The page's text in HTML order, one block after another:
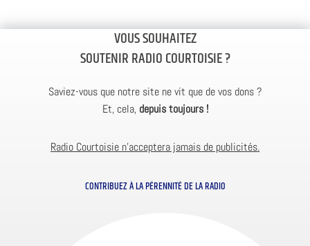
VOUS SOUHAITEZ
SOUTENIR RADIO COURTOISIE ?
Saviez-vous que notre site ne vit que de vos dons ?
Et, cela, depuis toujours !
Radio Courtoisie n’acceptera jamais de publicités.
CONTRIBUEZ À LA PÉRENNITÉ DE LA RADIO